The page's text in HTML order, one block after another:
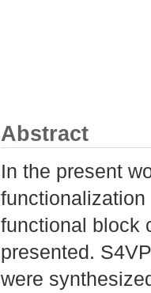
Abstract
In the present
functional block
presented.
were